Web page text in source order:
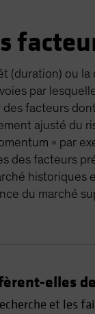
(duration) ou
par
facteurs
ajusté du
» par
des facteurs
du marché
elles
et les